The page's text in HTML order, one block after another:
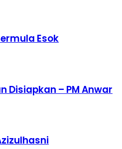
Esok
Disiapkan – PM Anwar